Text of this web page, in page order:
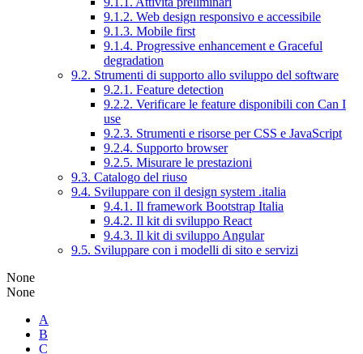
9.1.2. Web design responsivo e accessibile
9.1.3. Mobile first
9.1.4. Progressive enhancement e Graceful
degradation
9.2. Strumenti di supporto allo sviluppo del software
9.2.1. Feature detection
9.2.2. Verificare le feature disponibili con Can I
use
9.2.3. Strumenti e risorse per CSS e JavaScript
9.2.4. Supporto browser
9.2.5. Misurare le prestazioni
9.3. Catalogo del riuso
9.4. Sviluppare con il design system .italia
9.4.1. Il framework Bootstrap Italia
9.4.2. Il kit di sviluppo React
9.4.3. Il kit di sviluppo Angular
9.5. Sviluppare con i modelli di sito e servizi
None
None
A
B
C